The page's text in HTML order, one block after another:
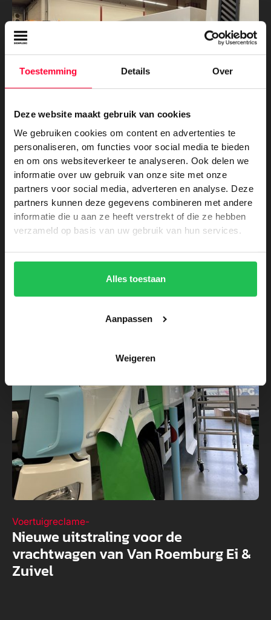
Toestemming Details Over
Deze website maakt gebruik van cookies
We gebruiken cookies om content en advertenties te
personaliseren, om functies voor social media te bieden
en om ons websiteverkeer te analyseren. Ook delen we
informatie over uw gebruik van onze site met onze
partners voor social media, adverteren en analyse. Deze
partners kunnen deze gegevens combineren met andere
informatie die u aan ze heeft verstrekt of die ze hebben
verzameld op basis van uw gebruik van hun services.
Alles toestaan
Aanpassen
Weigeren
Voertuigreclame-Dienstverlening
Nieuwe voertuigbestickering voor
Appeldoorn
Voertuigreclame-
Nieuwe uitstraling voor de
vrachtwagen van Van Roemburg Ei &
Zuivel